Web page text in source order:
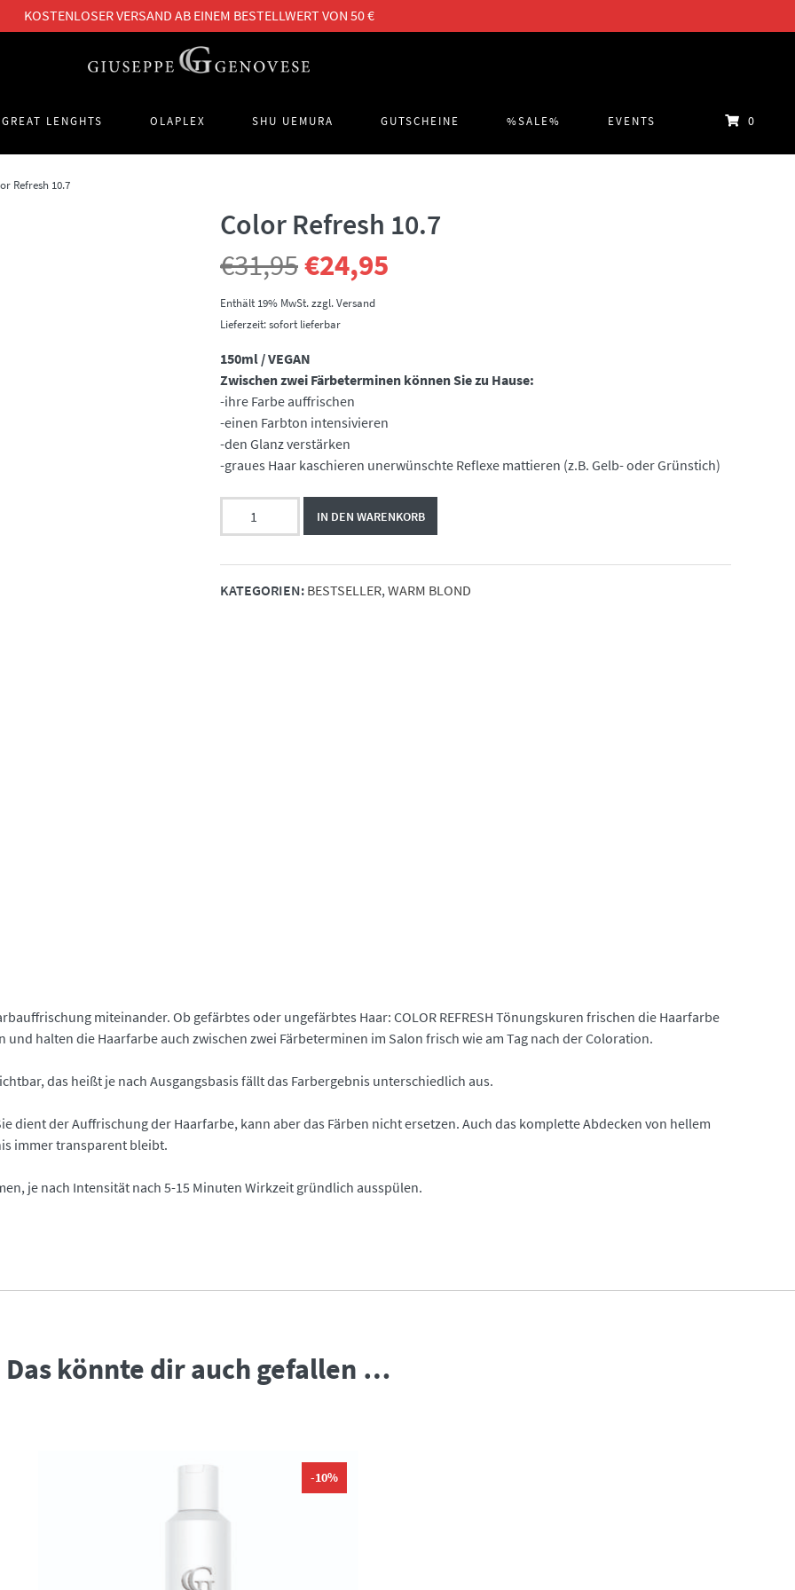
KOSTENLOSER VERSAND AB EINEM BESTELLWERT VON 50 €
GREAT LENGHTS OLAPLEX SHU UEMURA GUTSCHEINE %SALE% EVENTS 0
Refresh 10.7
Color Refresh 10.7
€31,95Ursprünglicher
Preis
war:
€31,95
€24,95
€24,95.
Enthält 19% MwSt.zzgl.Versand
Lieferzeit: sofort lieferbar
150ml / VEGAN
Zwischen zwei Färbeterminen können Sie zu Hause:
-ihre Farbe auffrischen
-einen Farbton intensivieren
-den Glanz verstärken
-graues Haar kaschieren unerwünschte Reflexe mattieren (z.B. Gelb- oder Grünstich)
Menge
IN DEN WARENKORB
KATEGORIEN: BESTSELLER,WARM BLOND
miteinander. Ob gefärbtes oder ungefärbtes Haar: COLOR REFRESH Tönungskuren frischen die Haarfarbe
halten die Haarfarbe auch zwischen zwei Färbeterminen im Salon frisch wie am Tag nach der Coloration.
das heißt je nach Ausgangsbasis fällt das Farbergebnis unterschiedlich aus.
dient der Auffrischung der Haarfarbe, kann aber das Färben nicht ersetzen. Auch das komplette Abdecken von hellem
immer transparent bleibt.
je nach Intensität nach 5-15 Minuten Wirkzeit gründlich ausspülen.
Das könnte dir auch gefallen …
-10%